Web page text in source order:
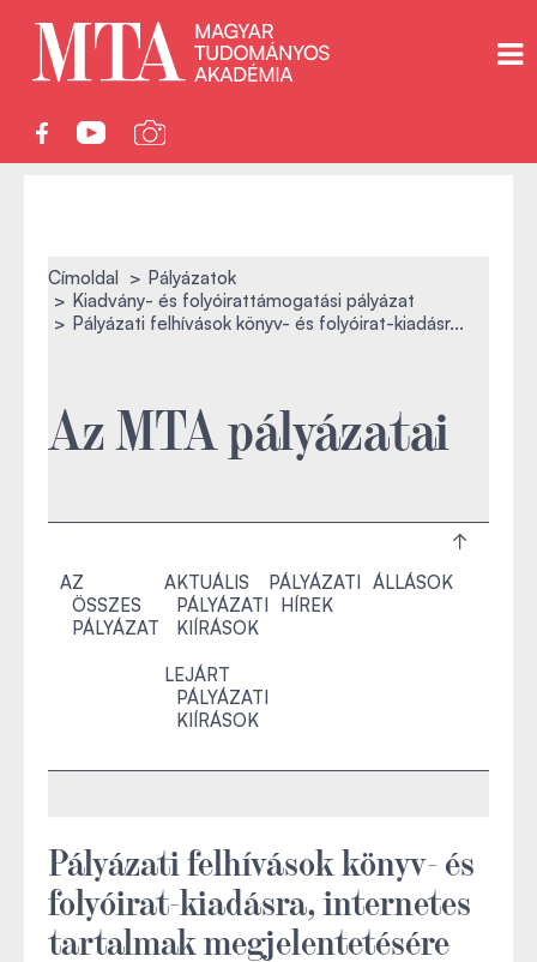
Címoldal
Pályázatok
Kiadvány- és folyóirattámogatási pályázat
Pályázati felhívások könyv- és folyóirat-kiadásr...
Az MTA pályázatai
AZ
ÖSSZES
PÁLYÁZAT
AKTUÁLIS
PÁLYÁZATI
KIÍRÁSOK
LEJÁRT
PÁLYÁZATI
KIÍRÁSOK
PÁLYÁZATI
HÍREK
ÁLLÁSOK
Pályázati felhívások könyv- és
folyóirat-kiadásra, internetes
tartalmak megjelentetésére